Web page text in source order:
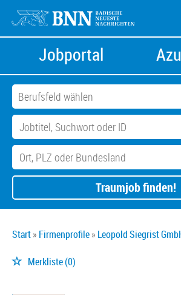
Jobportal
Traumjob finden!
Start Firmenprofile Leopold Siegrist
Merkliste(0)